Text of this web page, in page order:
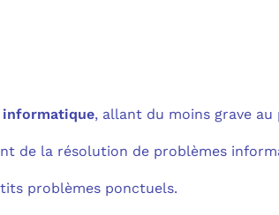
informatique, allant du moins grave au
de la résolution de problèmes
problèmes ponctuels.